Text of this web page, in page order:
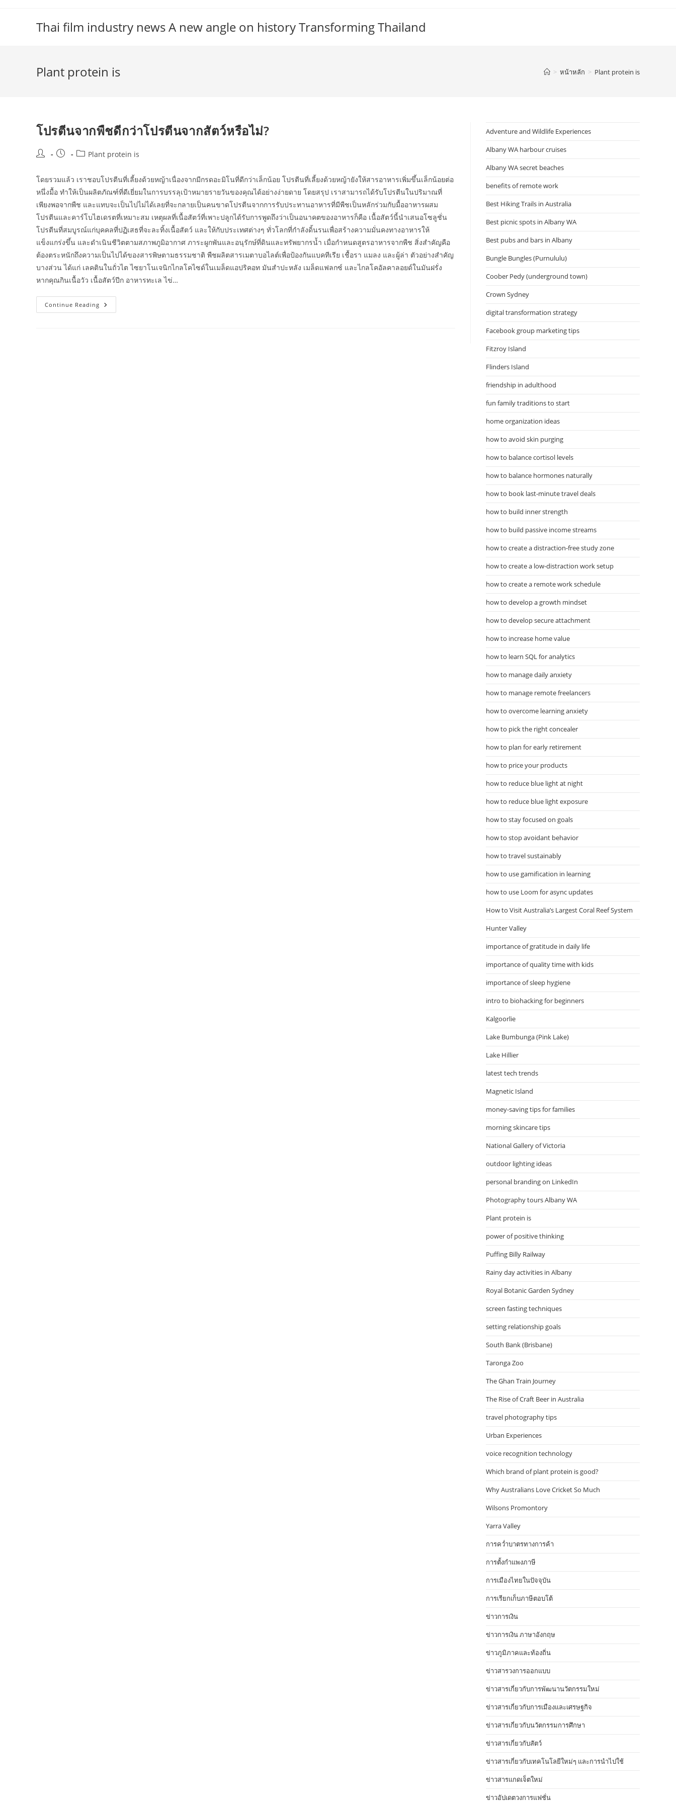
Thai film industry news A new angle on history Transforming Thailand
Plant protein is > หน้าหลัก > Plant protein is
โปรตีนจากพืชดีกว่าโปรตีนจากสัตว์หรือไม่?
Post
Post
PostPlant protein is
โดยรวมแล้ว เราชอบโปรตีนที่เลี้ยงด้วยหญ้าเนื่องจากมีกรดอะมิโนที่ดีกว่าเล็กน้อย โปรตีนที่เลี้ยงด้วยหญ้ายังให้สารอาหารเพิ่มขึ้นเล็กน้อยต่อ
หนึ่งมื้อ ทำให้เป็นผลิตภัณฑ์ที่ดีเยี่ยมในการบรรลุเป้าหมายรายวันของคุณได้อย่างง่ายดาย โดยสรุป เราสามารถได้รับโปรตีนในปริมาณที่
เพียงพอจากพืช และแทบจะเป็นไปไม่ได้เลยที่จะกลายเป็นคนขาดโปรตีนจากการรับประทานอาหารที่มีพืชเป็นหลักร่วมกับมื้ออาหารผสม
โปรตีนและคาร์โบไฮเดรตที่เหมาะสม เหตุผลที่เนื้อสัตว์ที่เพาะปลูกได้รับการพูดถึงว่าเป็นอนาคตของอาหารก็คือ เนื้อสัตว์นี้นำเสนอโซลูชั่น
โปรตีนที่สมบูรณ์แก่บุคคลที่ปฏิเสธที่จะละทิ้งเนื้อสัตว์ และให้กับประเทศต่างๆ ทั่วโลกที่กำลังดิ้นรนเพื่อสร้างความมั่นคงทางอาหารให้
แข็งแกร่งขึ้น และดำเนินชีวิตตามสภาพภูมิอากาศ ภาระผูกพันและอนุรักษ์ที่ดินและทรัพยากรน้ำ เมื่อกำหนดสูตรอาหารจากพืช สิ่งสำคัญคือ
ต้องตระหนักถึงความเป็นไปได้ของสารพิษตามธรรมชาติ พืชผลิตสารเมตาบอไลต์เพื่อป้องกันแบคทีเรีย เชื้อรา แมลง และผู้ล่า ตัวอย่างสำคัญ
บางส่วน ได้แก่ เลคตินในถั่วไต ไซยาโนเจนิกไกลโคไซด์ในเมล็ดแอปริคอท มันสำปะหลัง เมล็ดแฟลกซ์ และไกลโคอัลคาลอยด์ในมันฝรั่ง
หากคุณกินเนื้อวัว เนื้อสัตว์ปีก อาหารทะเล ไข่…
Continue Reading โปรตีน
จาก
Adventure and Wildlife Experiences
Albany WA harbour cruises
Albany WA secret beaches
benefits of remote work
Best Hiking Trails in Australia
Best picnic spots in Albany WA
Best pubs and bars in Albany
Bungle Bungles (Purnululu)
Coober Pedy (underground town)
Crown Sydney
digital transformation strategy
Facebook group marketing tips
Fitzroy Island
Flinders Island
friendship in adulthood
fun family traditions to start
home organization ideas
how to avoid skin purging
how to balance cortisol levels
how to balance hormones naturally
how to book last-minute travel deals
how to build inner strength
how to build passive income streams
how to create a distraction-free study zone
how to create a low-distraction work setup
how to create a remote work schedule
how to develop a growth mindset
how to develop secure attachment
how to increase home value
how to learn SQL for analytics
how to manage daily anxiety
how to manage remote freelancers
how to overcome learning anxiety
how to pick the right concealer
how to plan for early retirement
how to price your products
how to reduce blue light at night
how to reduce blue light exposure
how to stay focused on goals
how to stop avoidant behavior
how to travel sustainably
how to use gamification in learning
how to use Loom for async updates
How to Visit Australia’s Largest Coral Reef System
Hunter Valley
importance of gratitude in daily life
importance of quality time with kids
importance of sleep hygiene
intro to biohacking for beginners
Kalgoorlie
Lake Bumbunga (Pink Lake)
Lake Hillier
latest tech trends
Magnetic Island
money-saving tips for families
morning skincare tips
National Gallery of Victoria
outdoor lighting ideas
personal branding on LinkedIn
Photography tours Albany WA
Plant protein is
power of positive thinking
Puffing Billy Railway
Rainy day activities in Albany
Royal Botanic Garden Sydney
screen fasting techniques
setting relationship goals
South Bank (Brisbane)
Taronga Zoo
The Ghan Train Journey
The Rise of Craft Beer in Australia
travel photography tips
Urban Experiences
voice recognition technology
Which brand of plant protein is good?
Why Australians Love Cricket So Much
Wilsons Promontory
Yarra Valley
การคว่ำบาตรทางการค้า
การตั้งกำแพงภาษี
การเมืองไทยในปัจจุบัน
การเรียกเก็บภาษีตอบโต้
ข่าวการเงิน
ข่าวการเงิน ภาษาอังกฤษ
ข่าวภูมิภาคและท้องถิ่น
ข่าวสารวงการออกแบบ
ข่าวสารเกี่ยวกับการพัฒนานวัตกรรมใหม่
ข่าวสารเกี่ยวกับการเมืองและเศรษฐกิจ
ข่าวสารเกี่ยวกับนวัตกรรมการศึกษา
ข่าวสารเกี่ยวกับสัตว์
ข่าวสารเกี่ยวกับเทคโนโลยีใหม่ๆ และการนำไปใช้
ข่าวสารแกดเจ็ตใหม่
ข่าวอัปเดตวงการแฟชั่น